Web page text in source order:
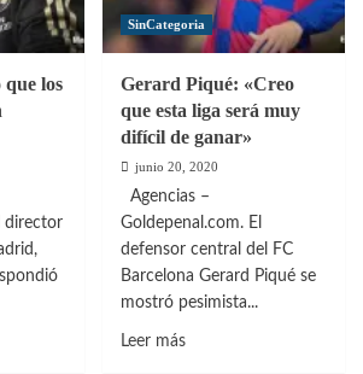
el
nivel
dirigir
a
Barcelona»
los
director
SinCategoria
Gerard Piqué: «Creo
que esta liga será muy
difícil de ganar»
junio 20, 2020
Agencias –
Goldepenal.com. El
defensor central del FC
Barcelona Gerard Piqué se
mostró pesimista...
Leer másLeer